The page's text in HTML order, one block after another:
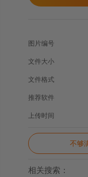
图片编号
文件大小
文件格式
推荐软件
上传时间
不够
相关搜索：